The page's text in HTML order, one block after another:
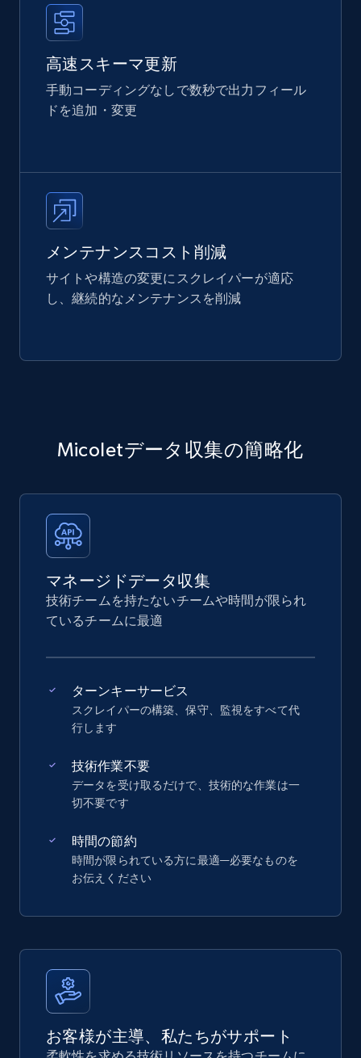
高速スキーマ更新
手動コーディングなしで数秒で出力フィール
ドを追加・変更
メンテナンスコスト削減
サイトや構造の変更にスクレイパーが適応
し、継続的なメンテナンスを削減
Micoletデータ収集の簡略化
マネージドデータ収集
技術チームを持たないチームや時間が限られ
ているチームに最適
ターンキーサービス
スクレイパーの構築、保守、監視をすべて代
行します
技術作業不要
データを受け取るだけで、技術的な作業は一
切不要です
時間の節約
時間が限られている方に最適—必要なものを
お伝えください
お客様が主導、私たちがサポート